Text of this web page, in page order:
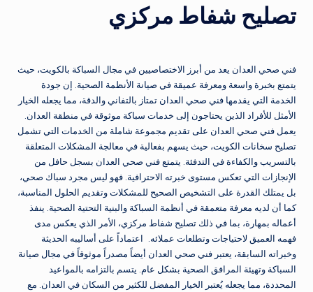
تصليح شفاط مركزي
فني صحي العدان يعد من أبرز الاختصاصيين في مجال السباكة بالكويت، حيث
يتمتع بخبرة واسعة ومعرفة عميقة في صيانة الأنظمة الصحية. إن جودة
الخدمة التي يقدمها فني صحي العدان تمتاز بالتفاني والدقة، مما يجعله الخيار
الأمثل للأفراد الذين يحتاجون إلى خدمات سباكة موثوقة في منطقة العدان.
يعمل فني صحي العدان على تقديم مجموعة شاملة من الخدمات التي تشمل
تصليح سخانات الكويت، حيث يسهم بفعالية في معالجة المشكلات المتعلقة
بالتسريب والكفاءة في التدفئة. يتمتع فني صحي العدان بسجل حافل من
الإنجازات التي تعكس مستوى خبرته الاحترافية. فهو ليس مجرد سباك صحي،
بل يمتلك القدرة على التشخيص الصحيح للمشكلات وتقديم الحلول المناسبة،
كما أن لديه معرفة متعمقة في أنظمة السباكة والبنية التحتية الصحية. ينفذ
أعماله بمهارة، بما في ذلك تصليح شفاط مركزي، الأمر الذي يعكس مدى
فهمه العميق لاحتياجات وتطلعات عملائه. اعتماداً على أساليبه الحديثة
وخبراته السابقة، يعتبر فني صحي العدان أيضاً مصدراً موثوقاً في مجال صيانة
السباكة وتهيئة المرافق الصحية بشكل عام. يتسم بالتزامه بالمواعيد
المحددة، مما يجعله يُعتبر الخيار المفضل للكثير من السكان في العدان. مع